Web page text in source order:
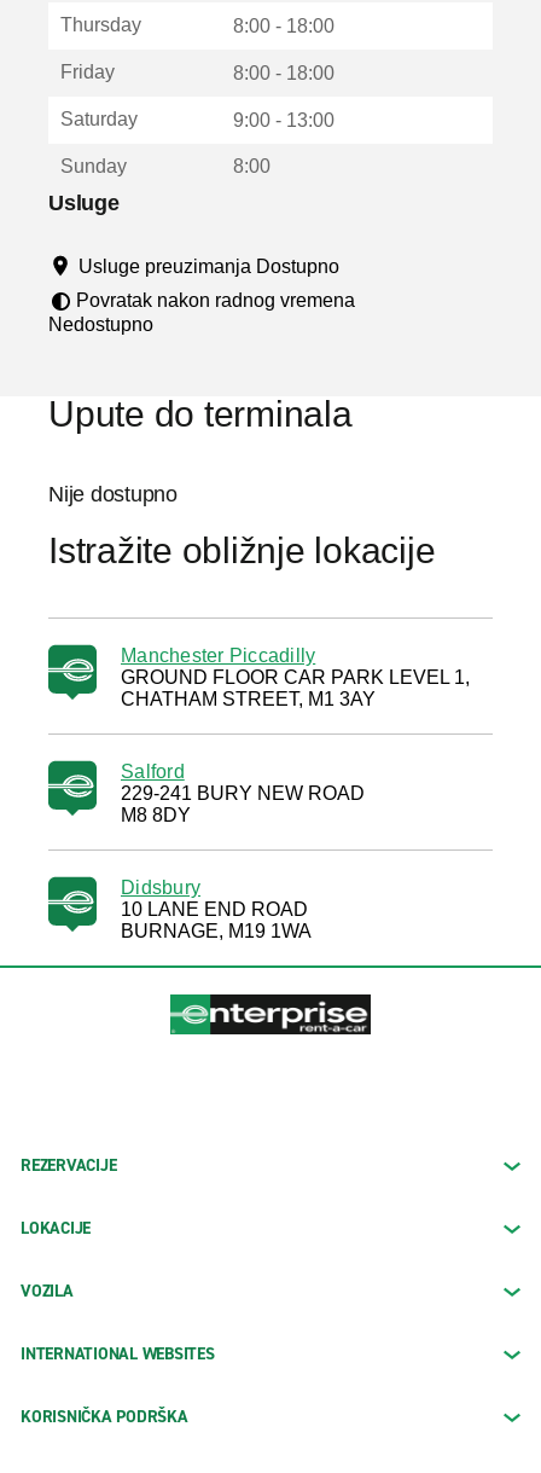
u
Thursday 8:00 - 18:00
Friday 8:00 - 18:00
Saturday 9:00 - 13:00
Sunday 8:00
Usluge
Usluge preuzimanja Dostupno
Povratak nakon radnog vremena
Nedostupno
Upute do terminala
Nije dostupno
Istražite obližnje lokacije
Manchester Piccadilly
GROUND FLOOR CAR PARK LEVEL 1,
CHATHAM STREET, M1 3AY
Salford
229-241 BURY NEW ROAD
M8 8DY
Didsbury
10 LANE END ROAD
BURNAGE, M19 1WA
REZERVACIJE
LOKACIJE
VOZILA
INTERNATIONAL WEBSITES
KORISNIČKA PODRŠKA